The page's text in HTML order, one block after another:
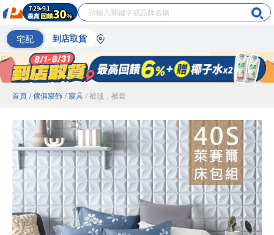
宅配 到店取貨
首頁 / 傢俱寢飾 / 寢具 / 被毯．被套